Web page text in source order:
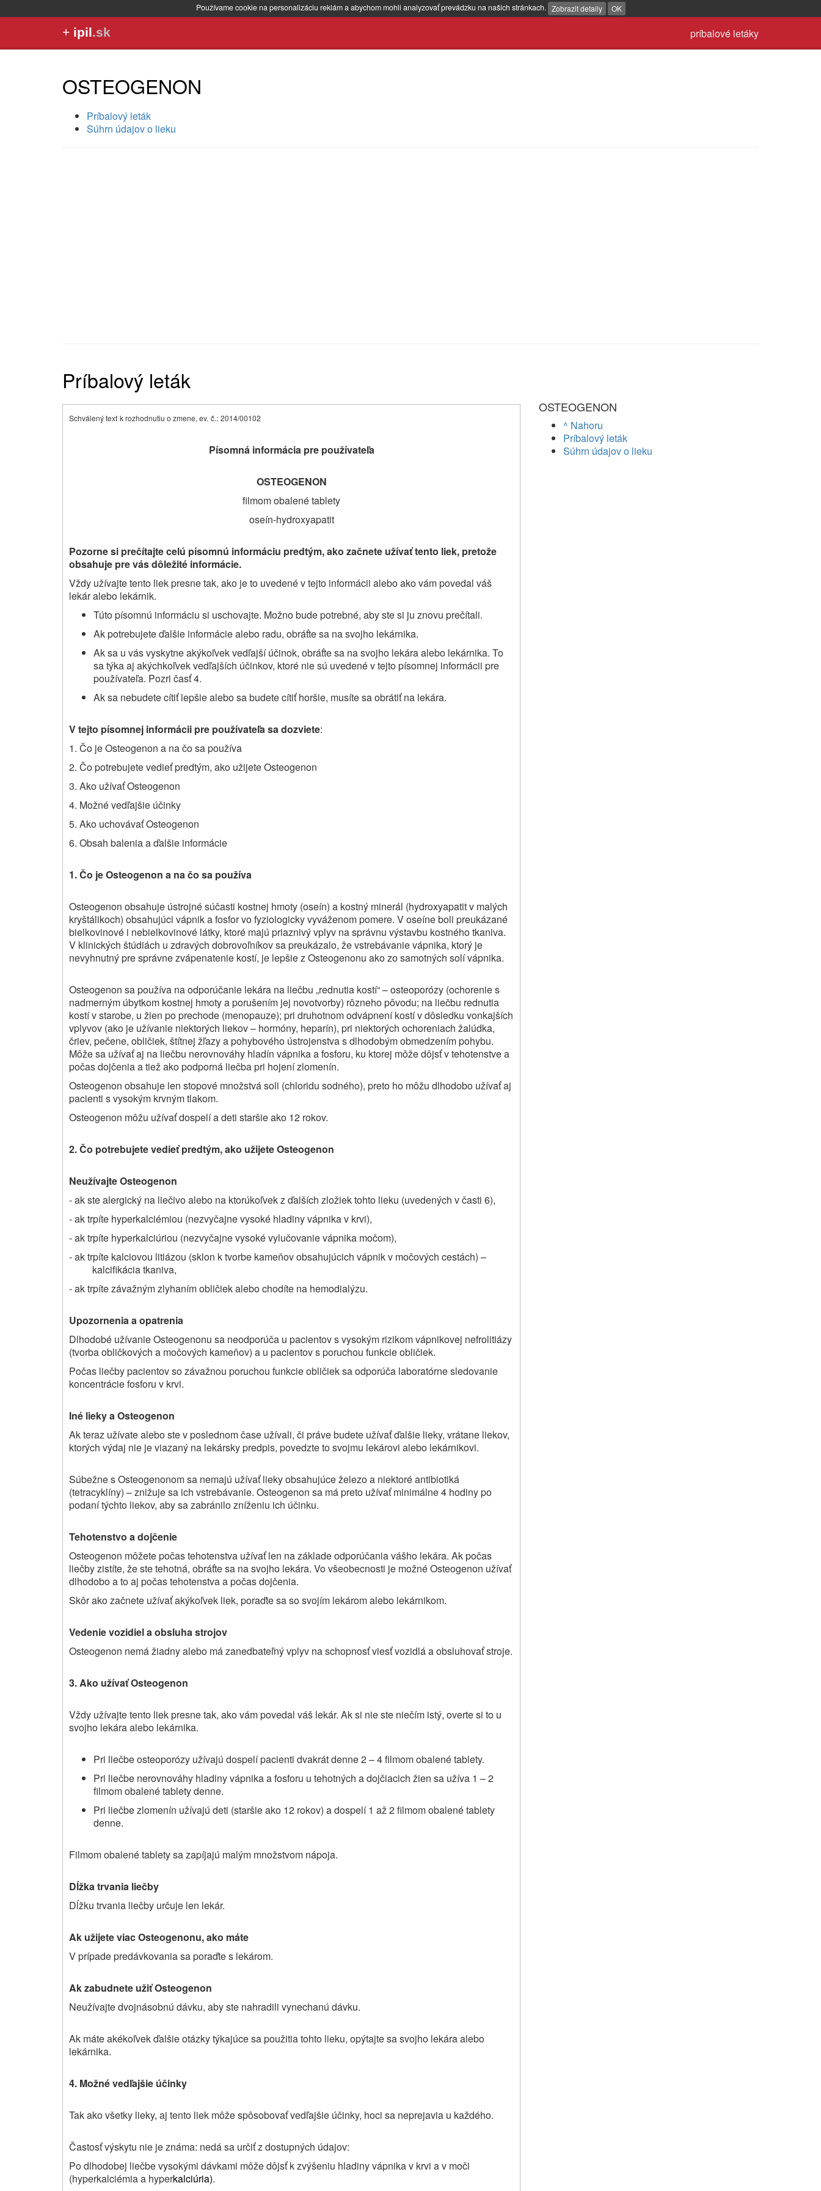
Používame cookie na personalizáciu reklám a abychom mohli analyzovať prevádzku na našich stránkach. Zobrazit detaily OK
príbalové letáky
+ ipil.sk
OSTEOGENON
Príbalový leták
Súhrn údajov o lieku
Príbalový leták
Schválený text k rozhodnutiu o zmene, ev. č.: 2014/00102
Písomná informácia pre používateľa
OSTEOGENON
filmom obalené tablety
oseín-hydroxyapatit
Pozorne si prečítajtecelú písomnú informáciu predtým, ako začnete užívať tento liek, pretože
obsahuje pre vás dôležité informácie.
Vždy užívajte tento liek presne tak, ako je to uvedené v tejto informácii alebo ako vám povedal váš
lekár alebo lekárnik.
Túto písomnú informáciu si uschovajte. Možno bude potrebné, aby ste si ju znovu prečítali.
Ak potrebujete ďalšie informácie alebo radu, obráťte sa na svojho lekárnika.
Ak sa u vás vyskytne akýkoľvek vedľajší účinok, obráťte sa na svojho lekára alebo lekárnika. To
sa týka aj akýchkoľvek vedľajších účinkov, ktoré nie sú uvedené v tejto písomnej informácii pre
používateľa. Pozri časť 4.
Ak sa nebudete cítiť lepšie alebo sa budete cítiť horšie, musíte sa obrátiť na lekára.
V tejto písomnej informácii pre používateľa sa dozviete:
1. Čo je Osteogenon a na čo sa používa
2. Čo potrebujete vedieť predtým, ako užijete Osteogenon
3. Ako užívať Osteogenon
4. Možné vedľajšie účinky
5. Ako uchovávať Osteogenon
6. Obsah balenia a ďalšie informácie
1. Čo je Osteogenon a na čo sa používa
Osteogenon obsahuje ústrojné súčasti kostnej hmoty (oseín) a kostný minerál (hydroxyapatit v malých
kryštálikoch) obsahujúci vápnik a fosfor vo fyziologicky vyváženom pomere. V oseíne boli preukázané
bielkovinové i nebielkovinové látky, ktoré majú priaznivý vplyv na správnu výstavbu kostného tkaniva.
V klinických štúdiách u zdravých dobrovoľníkov sa preukázalo, že vstrebávanie vápnika, ktorý je
nevyhnutný pre správne zvápenatenie kostí, je lepšie z Osteogenonu ako zo samotných solí vápnika.
Osteogenon sa používa na odporúčanie lekára na liečbu „rednutia kostí“ – osteoporózy (ochorenie s
nadmerným úbytkom kostnej hmoty a porušením jej novotvorby) rôzneho pôvodu; na liečbu rednutia
kostí v starobe, u žien po prechode (menopauze); pri druhotnom odvápnení kostí v dôsledku vonkajších
vplyvov (ako je užívanie niektorých liekov – hormóny, heparín), pri niektorých ochoreniach žalúdka,
čriev, pečene, obličiek, štítnej žľazy a pohybového ústrojenstva s dlhodobým obmedzením pohybu.
Môže sa užívať aj na liečbu nerovnováhy hladín vápnika a fosforu, ku ktorej môže dôjsť v tehotenstve a
počas dojčenia a tiež ako podporná liečba pri hojení zlomenín.
Osteogenon obsahuje len stopové množstvá soli (chloridu sodného), preto ho môžu dlhodobo užívať aj
pacienti s vysokým krvným tlakom.
Osteogenon môžu užívať dospelí a deti staršie ako 12 rokov.
2. Čo potrebujete vedieť predtým, ako užijete Osteogenon
NeužívajteOsteogenon
- ak ste alergický na liečivo alebo na ktorúkoľvek z ďalších zložiek tohto lieku (uvedených v časti 6),
- ak trpíte hyperkalciémiou (nezvyčajne vysoké hladiny vápnika v krvi),
- ak trpíte hyperkalciúriou (nezvyčajne vysoké vylučovanie vápnika močom),
- ak trpíte kalciovou litiázou (sklon k tvorbe kameňov obsahujúcich vápnik v močových cestách) –
kalcifikácia tkaniva,
- ak trpíte závažným zlyhaním obličiek alebo chodíte na hemodialýzu.
Upozornenia a opatrenia
Dlhodobé užívanie Osteogenonu sa neodporúča u pacientov s vysokým rizikom vápnikovej nefrolitiázy
(tvorba obličkových a močových kameňov) a u pacientov s poruchou funkcie obličiek.
Počas liečby pacientov so závažnou poruchou funkcie obličiek sa odporúča laboratórne sledovanie
koncentrácie fosforu v krvi.
Iné lieky aOsteogenon
Ak teraz užívate alebo ste v poslednom čase užívali, či práve budete užívať ďalšie lieky, vrátane liekov,
ktorých výdaj nie je viazaný na lekársky predpis, povedzte to svojmu lekárovi alebo lekárnikovi.
Súbežne s Osteogenonom sa nemajú užívať lieky obsahujúce železo a niektoré antibiotiká
(tetracyklíny) – znižuje sa ich vstrebávanie. Osteogenon sa má preto užívať minimálne 4 hodiny po
podaní týchto liekov, aby sa zabránilo zníženiu ich účinku.
Tehotenstvo a dojčenie
Osteogenon môžete počas tehotenstva užívať len na základe odporúčania vášho lekára. Ak počas
liečby zistíte, že ste tehotná, obráťte sa na svojho lekára. Vo všeobecnosti je možné Osteogenon užívať
dlhodobo a to aj počas tehotenstva a počas dojčenia.
Skôr ako začnete užívať akýkoľvek liek, poraďte sa so svojím lekárom alebo lekárnikom.
Vedenie vozidiel a obsluha strojov
Osteogenon nemá žiadny alebo má zanedbateľný vplyv na schopnosť viesť vozidlá a obsluhovať stroje.
3. Ako užívaťOsteogenon
Vždy užívajte tento liek presne tak, ako vám povedal váš lekár. Ak si nie ste niečím istý, overte si to u
svojho lekára alebo lekárnika.
Pri liečbe osteoporózy užívajú dospelí pacienti dvakrát denne 2 – 4 filmom obalené tablety.
Pri liečbe nerovnováhy hladiny vápnika a fosforu u tehotných a dojčiacich žien sa užíva 1 – 2
filmom obalené tablety denne.
Pri liečbe zlomenín užívajú deti (staršie ako 12 rokov) a dospelí 1 až 2 filmom obalené tablety
denne.
Filmom obalené tablety sa zapíjajú malým množstvom nápoja.
Dĺžka trvania liečby
Dĺžku trvania liečby určuje len lekár.
Ak užijete viac Osteogenonu, ako máte
V prípade predávkovania sa poraďte s lekárom.
Ak zabudnete užiť Osteogenon
Neužívajte dvojnásobnú dávku, aby ste nahradili vynechanú dávku.
Ak máte akékoľvek ďalšie otázky týkajúce sa použitia tohto lieku, opýtajte sa svojho lekára alebo
lekárnika.
4. Možné vedľajšie účinky
Tak ako všetky lieky, aj tento liek môže spôsobovať vedľajšie účinky, hoci sa neprejavia u každého.
Častosť výskytu nie je známa: nedá sa určiť z dostupných údajov:
Po dlhodobej liečbe vysokými dávkami môže dôjsť k zvýšeniu hladiny vápnika v krvi a v moči
(hyperkalciémia a hyperkalciúria).
OSTEOGENON
^ Nahoru
Príbalový leták
Súhrn údajov o lieku